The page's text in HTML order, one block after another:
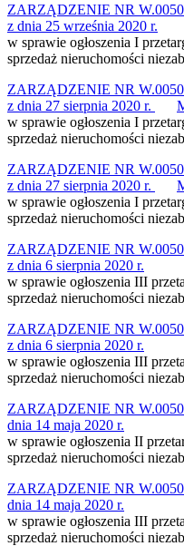
ZARZĄDZENIE NR
z dnia 25 września 2020 r.
w sprawie ogłoszenia I
sprzedaż nieruchomości
ZARZĄDZENIE NR
z dnia 27 sierpnia 2020 r.
w sprawie ogłoszenia I
sprzedaż nieruchomości
ZARZĄDZENIE NR
z dnia 27 sierpnia 2020 r.
w sprawie ogłoszenia I
sprzedaż nieruchomości
ZARZĄDZENIE NR
z dnia 6 sierpnia 2020 r.
w sprawie ogłoszenia III
sprzedaż nieruchomości
ZARZĄDZENIE NR
z dnia 6 sierpnia 2020 r.
w sprawie ogłoszenia III
sprzedaż nieruchomości
ZARZĄDZENIE NR
dnia 14 maja 2020 r.
w sprawie ogłoszenia II
sprzedaż nieruchomości
ZARZĄDZENIE NR
dnia 14 maja 2020 r.
w sprawie ogłoszenia III
sprzedaż nieruchomości